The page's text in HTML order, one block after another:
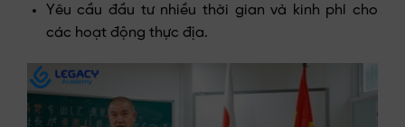
Yêu cầu đầu tư nhiều thời gian và kinh phí cho
các hoạt động thực địa.